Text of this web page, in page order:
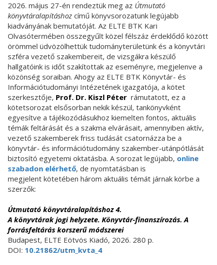
2026. május 27-én rendeztük meg az Útmutató
könyvtáralapításhoz című könyvsorozatunk legújabb
kiadványának bemutatóját. Az ELTE BTK Kari
Olvasótermében összegyűlt közel félszáz érdeklődő között
örömmel üdvözölhettük tudományterületünk és a könyvtári
szféra vezető szakembereit, de vizsgákra készülő
hallgatóink is időt szakítottak az eseményre, megjelenve a
közönség soraiban. Ahogy az ELTE BTK Könyvtár- és
Információtudományi Intézetének igazgatója, a kötet
szerkesztője, Prof. Dr. Kiszl Péter rámutatott, ez a
kötetsorozat elsősorban nekik készül, tankönyvként
egyesítve a tájékozódásukhoz kiemelten fontos, aktuális
témák feltárását és a szakma elvárásait, amennyiben aktív,
vezető szakemberek friss tudását csatornázza be a
könyvtár- és információtudomány szakember-utánpótlását
biztosító egyetemi oktatásba. A sorozat legújabb, online
szabadon elérhető, de nyomtatásban is
megjelent kötetében három aktuális témát járnak körbe a
szerzők:
Útmutató könyvtáralapításhoz 4.
A könyvtárak jogi helyzete. Könyvtár-finanszírozás. A
forrásfeltárás korszerű módszerei
Budapest, ELTE Eötvös Kiadó, 2026. 280 p.
DOI: 10.21862/utm_kvta_4